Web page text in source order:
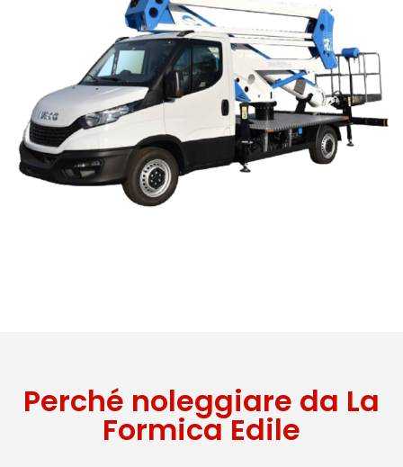
Perché noleggiare da La
Formica Edile